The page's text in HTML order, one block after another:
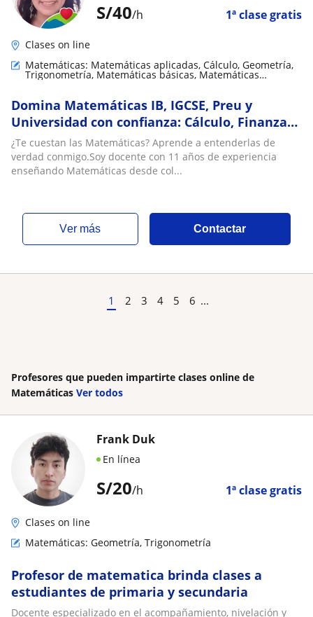
S/40/h 1ª clase gratis
Clases on line
Matemáticas: Matemáticas aplicadas, Cálculo, Geometría,
Trigonometría, Matemáticas básicas, Matemáticas
discretas
Domina Matemáticas IB, IGCSE, Preu y
Universidad con confianza: Cálculo, Finanzas
y Estadística
¿Te cuestan las Matemáticas? Aprende a entenderlas de
verdad conmigo.Soy docente con 11 años de experiencia
enseñando Matemáticas desde col...
ver más Contactar
1 2 3 4 5 6 ...
Profesores que pueden impartirte clases online de
Matemáticas Ver todos
S/20/h 1ª clase gratis
Frank Duk
En línea
Clases on line
Matemáticas: Geometría, Trigonometría
Profesor de matematica brinda clases a
estudiantes de primaria y secundaria
Docente especializado en el acompañamiento, nivelación y